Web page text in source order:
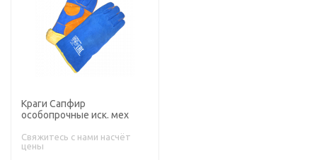
Краги Сапфир
особопрочные иск. мех
Свяжитесь с нами насчёт
цены